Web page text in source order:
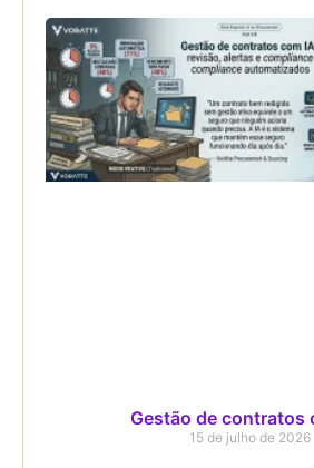
Gestão de contratos
15 de julho de 2026